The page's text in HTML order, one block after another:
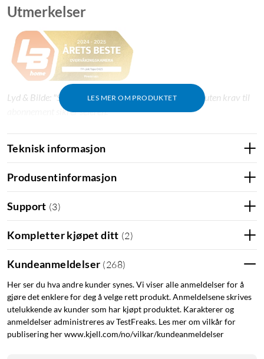
LES MER OM PRODUKTET
Utmerkelser
Lyd & Bilde: "Smarte funksjoner og bra videokvalitet uten krav til
abonnement sikrer seieren."
Tapo C425
Kameraet har oppdatert bildesensor som gir et skarpt 2K-
bilde (2560x1440), selv under dårlige lysforhold. Med den
innebygde IR-sensoren får du også nattsyn i farger, opptil 15
meter. Ved oppdaget bevegelse kan kameraet starte den
innebygde sirenen og blinke med lampene for å avskrekke
uvelkomne besøkende. IP66-klassifiseringen innebærer at
tåler det vinterkulde og sommersol.
Teknisk informasjon
Produsentinformasjon
Support (3)
Kompletter kjøpet ditt (2)
Kundeanmeldelser (268)
Her ser du hva andre kunder synes. Vi viser alle anmeldelser for å
gjøre det enklere for deg å velge rett produkt. Anmeldelsene skrives
utelukkende av kunder som har kjøpt produktet. Karakterer og
anmeldelser administreres av TestFreaks. Les mer om vilkår for
publisering her www.kjell.com/no/vilkar/kundeanmeldelser